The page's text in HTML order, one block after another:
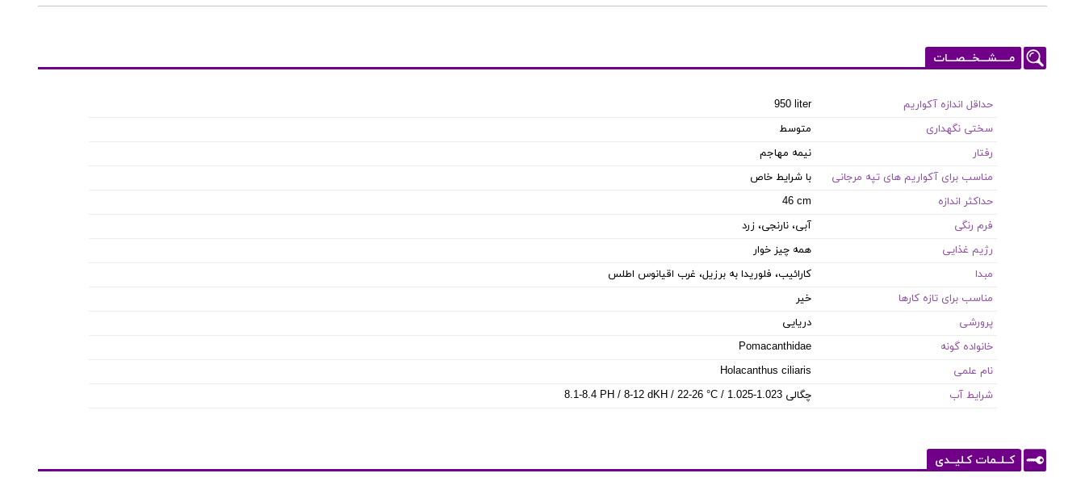
مـــــشـــخـــصـــات
حداقل اندازه آکواریم
950 liter
سختی نگهداری
متوسط
رفتار
نیمه مهاجم
مناسب برای آکواریم های تپه مرجانی
با شرایط خاص
حداکثر اندازه
46 cm
فرم رنگی
آبی، نارنجی، زرد
رژیم غذایی
همه چیز خوار
مبدا
کارائیب، فلوریدا به برزیل، غرب اقیانوس اطلس
مناسب برای تازه کارها
خیر
پرورشی
دریایی
خانواده گونه
Pomacanthidae
نام علمی
Holacanthus ciliaris
شرایط آب
8.1-8.4 PH / 8-12 dKH / 22-26 °C / چگالی 1.023-1.025
کــلــمات کـلیــدی